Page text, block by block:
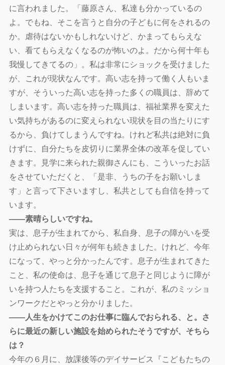
に言われました。「藤原さん、私達も分かっているの
よ。でもね、そこを言うと自分の子どもに何をされるの
か。虐待はないかもしれないけど、かまってもらえな
い、看てもらえなくなるのが怖いのよ。だから何十年も
我慢してきてるの」。私は非常にショックを受けました
が、これが現状なんです。高い志を持って働く人もいま
すが、そういった高い志を持った多くの職員は、辞めて
しまいます。高い志を持った職員は、福祉業界を変えた
い気持ちがあるのに変えられない現状を目の当たりにす
るから、負けてしまうんですね。けれど私共は絶対に負
けずに、自分たちを皮切りに業界全体の改革を促してい
きます。見学に来られた親御さんにも、こういったお話
をさせていただくと、「是非、うちの子をお願いしま
す」と言って下さいますし、私共としても自信を持って
います。
――素晴らしいですね。
実は、息子が生まれてから、私自身、息子の障がいを受
け止められない日々が何年も続きました。けれど、今年
になって、やっと分かったんです。息子が生まれてきた
こと、私の使命は、息子を通じて息子と同じように障が
いを持つ人たちを支援すること。これが、私のミッショ
ンワークだとやっと分かりました。
――人生をかけてこのお仕事に臨んでおられる、と。さ
らに最近の新しい施設を始められたそうですが、そちら
は？
今年の６月に、放課後等のデイサービス『こどもたちの